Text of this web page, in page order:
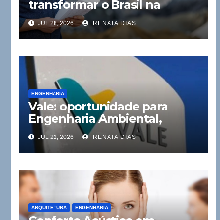
transformar o Brasil na
próxima década
JUL 28, 2026 RENATA DIAS
ENGENHARIA
Vale: oportunidade para
Engenharia Ambiental,
Química, e Produção
JUL 22, 2026 RENATA DIAS
ARQUITETURA ENGENHARIA